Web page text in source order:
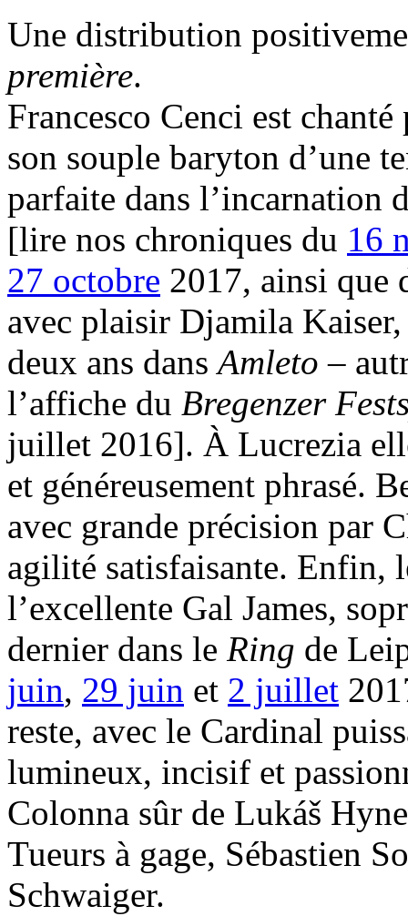
Une distribution
première.
Francesco Cenci est
son souple baryton d’une
parfaite dans l’incarnation
[lire nos chroniques du 16
27 octobre 2017, ainsi que
avec plaisir Djamila
deux ans dansAmleto–
l’affiche du Bregenzer
juillet 2016]. À Lucrezia
et généreusement phrasé.
avec grande précision par
agilité satisfaisante. Enfin,
l’excellente Gal James,
dernier dans le Ring de
juin, 29 juin et 2 juillet
reste, avec le Cardinal
lumineux, incisif et
Colonna sûr de Lukáš
Tueurs à gage, Sébastien
Schwaiger.